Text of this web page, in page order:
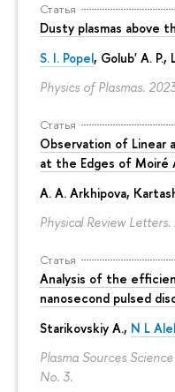
Статья
Dusty plasmas above
S. I. Popel, Golub' A. P.,
Physics of Plasmas.
Статья
Observation of Linear
at the Edges of Moiré
A. A. Arkhipova,
Physical Review
Статья
Analysis of the
nanosecond pulsed
Starikovskiy A., N L
Plasma Sources
No. 3.